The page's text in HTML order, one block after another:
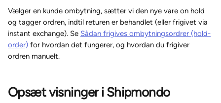
Vælger en kunde ombytning, sætter vi den nye vare on hold
og tagger ordren, indtil returen er behandlet (eller frigivet via
instant exchange). Se Sådan frigives ombytningsordrer (hold-
order) for hvordan det fungerer, og hvordan du frigiver
ordren manuelt.
Opsæt visninger i Shipmondo